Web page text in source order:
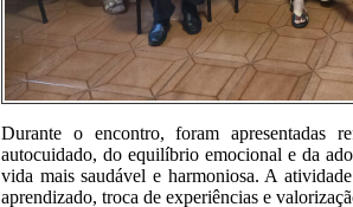
Durante o encontro, foram apresentadas
autocuidado, do equilíbrio emocional e da
vida mais saudável e harmoniosa. A
aprendizado, troca de experiências e